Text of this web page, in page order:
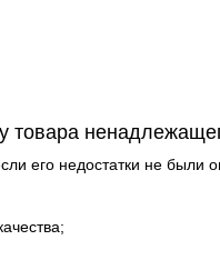
товара
его недостатки не были